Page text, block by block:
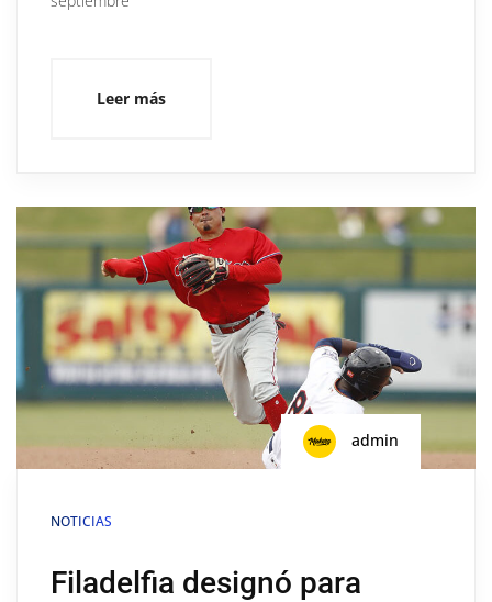
Leer más
admin
NOTICIAS
Filadelfia designó para